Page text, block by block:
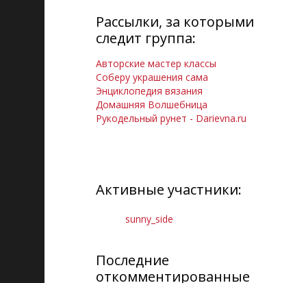
Рассылки, за которыми
следит группа:
Авторские мастер классы
Соберу украшения сама
Энциклопедия вязания
Домашняя Волшебница
Рукодельный рунет - Darievna.ru
Активные участники:
sunny_side
Последние
откомментированные